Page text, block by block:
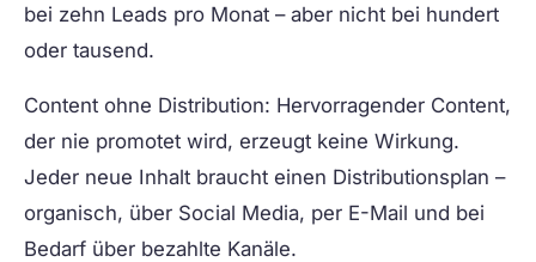
bei zehn Leads pro Monat – aber nicht bei hundert
oder tausend.
Content ohne Distribution: Hervorragender Content,
der nie promotet wird, erzeugt keine Wirkung.
Jeder neue Inhalt braucht einen Distributionsplan –
organisch, über Social Media, per E-Mail und bei
Bedarf über bezahlte Kanäle.